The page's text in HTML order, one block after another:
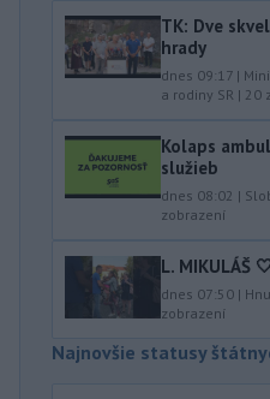
TK: Dve
hrady
dnes 09:17 |
a rodiny SR | 20
Kolaps
služieb
dnes 08:02 |
zobrazení
L. MIKULÁŠ
dnes 07:50 |
zobrazení
Najnovšie statusy